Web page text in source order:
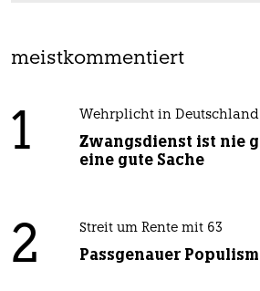
meistkommentiert
1 Wehrplicht in Deutschland
Zwangsdienst ist nie
eine gute Sache
2 Streit um Rente mit 63
Passgenauer